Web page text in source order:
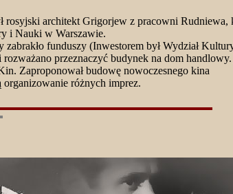
rosyjski architekt Grigorjew z pracowni Rudniewa,
i Nauki w Warszawie.
funduszy (Inwestorem był Wydział
przeznaczyć budynek na dom
Zaproponował budowę nowoczesnego kina
organizowanie różnych imprez.